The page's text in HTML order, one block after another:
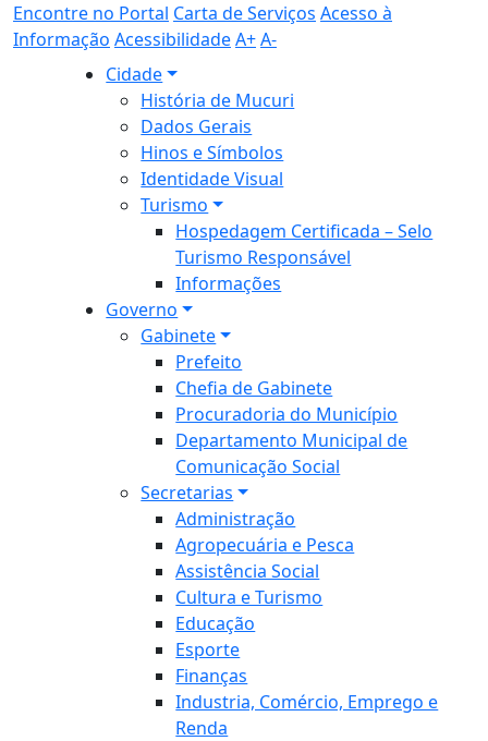
Encontre no Portal Carta de Serviços Acesso à
Informação AcessibilidadeA+A-
Cidade
História de Mucuri
Dados Gerais
Hinos e Símbolos
Identidade Visual
Turismo
Hospedagem Certificada – Selo
Turismo Responsável
Informações
Governo
Gabinete
Prefeito
Chefia de Gabinete
Procuradoria do Município
Departamento Municipal de
Comunicação Social
Secretarias
Administração
Agropecuária e Pesca
Assistência Social
Cultura e Turismo
Educação
Esporte
Finanças
Industria, Comércio, Emprego e
Renda